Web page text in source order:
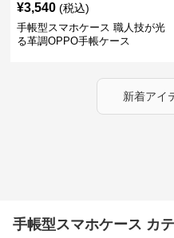
¥3,540 (税込)
手帳型スマホケース 職人技が光
る革調OPPO手帳ケース
新着アイ
手帳型スマホケース カ